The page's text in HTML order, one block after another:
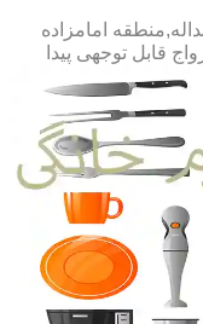
امامزاده
قابل توجهی پیدا